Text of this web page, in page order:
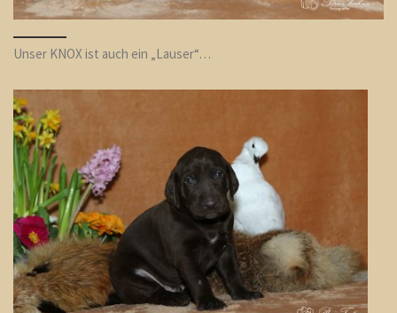
Unser KNOX ist auch ein „Lauser“…